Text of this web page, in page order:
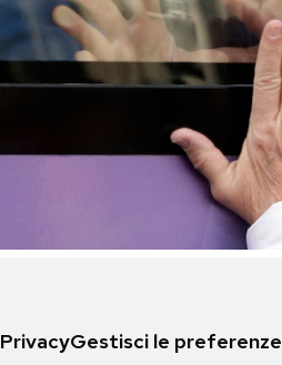
PrivacyGestisci le preferenze